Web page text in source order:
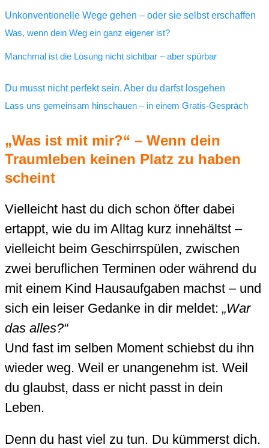
Unkonventionelle Wege gehen – oder sie selbst erschaffen
Was, wenn dein Weg ein ganz eigener ist?
Manchmal ist die Lösung nicht sichtbar – aber spürbar
Du musst nicht perfekt sein. Aber du darfst losgehen
Lass uns gemeinsam hinschauen – in einem Gratis-Gespräch
„Was ist mit mir?“ – Wenn dein
Traumleben keinen Platz zu haben
scheint
Vielleicht hast du dich schon öfter dabei
ertappt, wie du im Alltag kurz innehältst –
vielleicht beim Geschirrspülen, zwischen
zwei beruflichen Terminen oder während du
mit einem Kind Hausaufgaben machst – und
sich ein leiser Gedanke in dir meldet: „War
das alles?“
Und fast im selben Moment schiebst du ihn
wieder weg. Weil er unangenehm ist. Weil
du glaubst, dass er nicht passt in dein
Leben.
Denn du hast viel zu tun. Du kümmerst dich.